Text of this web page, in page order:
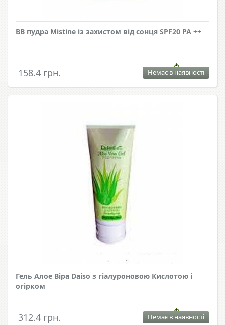
ВВ пудра Mistine із захистом від сонця SPF20 PA ++
158.4 грн. Немає в наявності
Гель Алое Віра Daiso з гіалуроновою Кислотою і
огірком
312.4 грн. Немає в наявності